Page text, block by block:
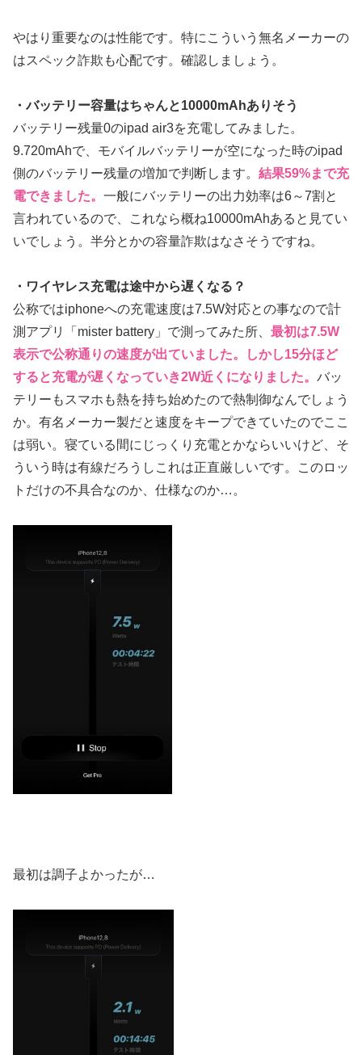
やはり重要なのは性能です。特にこういう無名メーカーの
はスペック詐欺も心配です。確認しましょう。
・バッテリー容量はちゃんと10000mAhありそう
バッテリー残量0のipad air3を充電してみました。
9.720mAhで、モバイルバッテリーが空になった時のipad
側のバッテリー残量の増加で判断します。 結果59%まで充
電できました。 一般にバッテリーの出力効率は6～7割と
言われているので、これなら概ね10000mAhあると見てい
いでしょう。半分とかの容量詐欺はなさそうですね。
・ワイヤレス充電は途中から遅くなる？
公称ではiphoneへの充電速度は7.5W対応との事なので計
測アプリ「mister battery」で測ってみた所、 最初は7.5W
表示で公称通りの速度が出ていました。しかし15分ほど
すると充電が遅くなっていき2W近くになりました。 バッ
テリーもスマホも熱を持ち始めたので熱制御なんでしょう
か。有名メーカー製だと速度をキープできていたのでここ
は弱い。寝ている間にじっくり充電とかならいいけど、そ
ういう時は有線だろうしこれは正直厳しいです。このロッ
トだけの不具合なのか、仕様なのか…。
最初は調子よかったが…